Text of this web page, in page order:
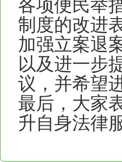
各项便民举
制度的改进
加强立案退
以及进一步
议，并希望
最后，大家
升自身法律